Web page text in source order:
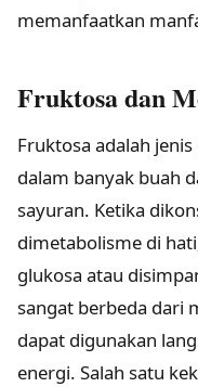
memanfaatkan
Fruktosa dan
Fruktosa adalah
dalam banyak buah
sayuran. Ketika
dimetabolisme di
glukosa atau
sangat berbeda dari
dapat digunakan
energi. Salah satu